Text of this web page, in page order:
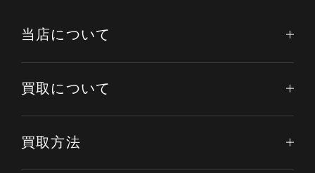
当店について
買取について
買取方法